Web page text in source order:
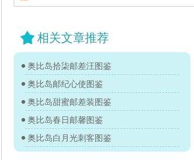
相关文章推荐
奥比岛拾柒邮差汪图鉴
奥比岛邮纪心使图鉴
奥比岛甜蜜邮差装图鉴
奥比岛春日邮馨图鉴
奥比岛白月光刺客图鉴